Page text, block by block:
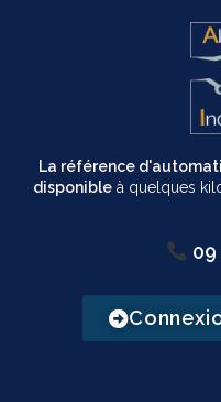
La référence
disponibleà quelques
09